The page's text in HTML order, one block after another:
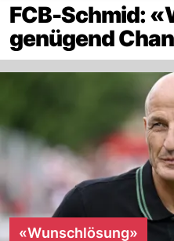
FCB-Schmid:
genügend
«Wunschlösung»